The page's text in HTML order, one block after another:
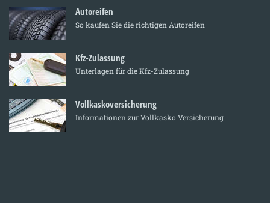
Autoreifen
So kaufen Sie die richtigen Autoreifen
Kfz-Zulassung
Unterlagen für die Kfz-Zulassung
Vollkaskoversicherung
Informationen zur Vollkasko Versicherung